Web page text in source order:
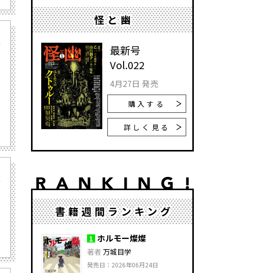
怪と幽
最新号
Vol.022
4月27日 発売
購入する
詳しく見る
書籍週間ランキング
1 ホルモー燦燦
著者 万城目学
発売日：2026年06月24日